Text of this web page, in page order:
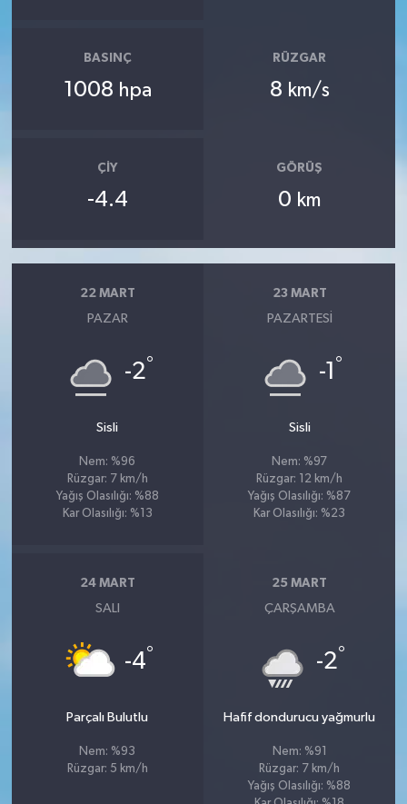
BASINÇ
1008 hpa
RÜZGAR
8 km/s
ÇIY
-4.4
GÖRÜŞ
0 km
22 MART
PAZAR
-2°
Sisli
Nem: %96
Rüzgar: 7 km/h
Yağış Olasılığı: %88
Kar Olasılığı: %13
23 MART
PAZARTESI
-1 °
Sisli
Nem: %97
Rüzgar: 12 km/h
Yağış Olasılığı: %87
Kar Olasılığı: %23
24 MART
SALI
-4°
Parçalı Bulutlu
Nem: %93
Rüzgar: 5 km/h
25 MART
ÇARŞAMBA
-2°
Hafif dondurucu yağmurlu
Nem: %91
Rüzgar: 7 km/h
Yağış Olasılığı: %88